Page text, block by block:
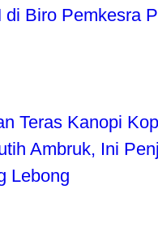
di Biro Pemkesra
Teras Kanopi
Ambruk, Ini
Lebong